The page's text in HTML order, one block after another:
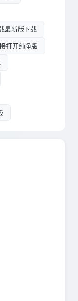
最新版下载
打开纯净版